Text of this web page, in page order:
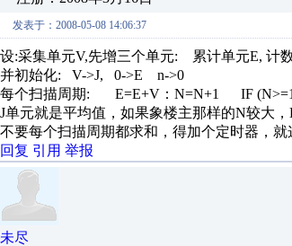
发表于：2008-05-08 14:06:37
设:采集单元V,先增三个单元: 累计单元E, 计
并初始化: V->J, 0->E n->0
每个扫描周期: E=E+V：N=N+1 IF
J单元就是平均值，如果象楼主那样的N较大，
不要每个扫描周期都求和，得加个定时器，就
回复 引用 举报
未尽